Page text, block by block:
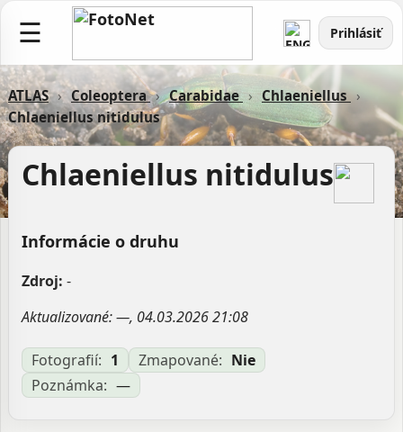
☰ Prihlásiť
ATLAS › Coleoptera › Carabidae › Chlaeniellus ›
Chlaeniellus nitidulus
Chlaeniellus nitidulus
Informácie o druhu
Zdroj: -
Aktualizované: —, 04.03.2026 21:08
Fotografií: 1 Zmapované: Nie
Poznámka: —